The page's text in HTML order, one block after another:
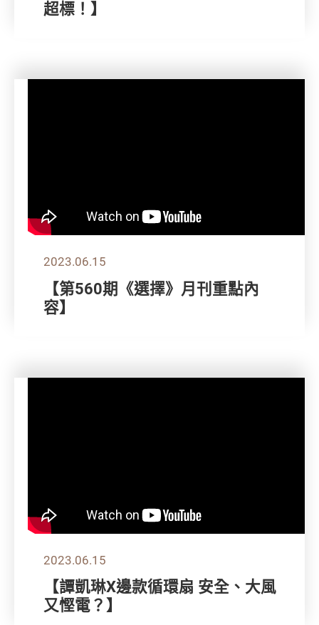
超標！】
2023.06.15
【第560期《選擇》月刊重點內
容】
2023.06.15
【譚凱琳X邊款循環扇 安全、大風
又慳電？】